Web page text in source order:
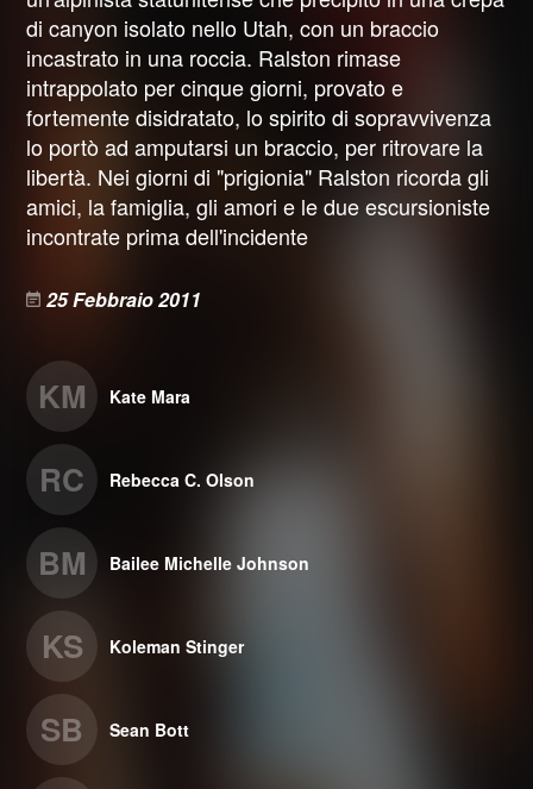
di canyon isolato nello Utah, con un braccio
incastrato in una roccia. Ralston rimase
intrappolato per cinque giorni, provato e
fortemente disidratato, lo spirito di sopravvivenza
lo portò ad amputarsi un braccio, per ritrovare la
libertà. Nei giorni di "prigionia" Ralston ricorda gli
amici, la famiglia, gli amori e le due escursioniste
incontrate prima dell'incidente
25 Febbraio 2011
KM Kate Mara
RC Rebecca C. Olson
BM Bailee Michelle Johnson
KS Koleman Stinger
SB Sean Bott